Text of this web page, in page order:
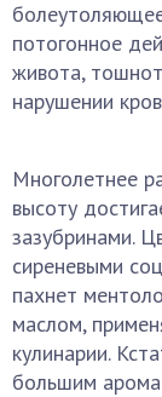
потогонное
живота,
нарушении
Многолетнее
высоту
зазубринами.
сиреневыми
пахнет
маслом,
кулинарии.
большим